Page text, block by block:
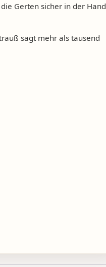
Gerten sicher in der Hand
sagt mehr als tausend